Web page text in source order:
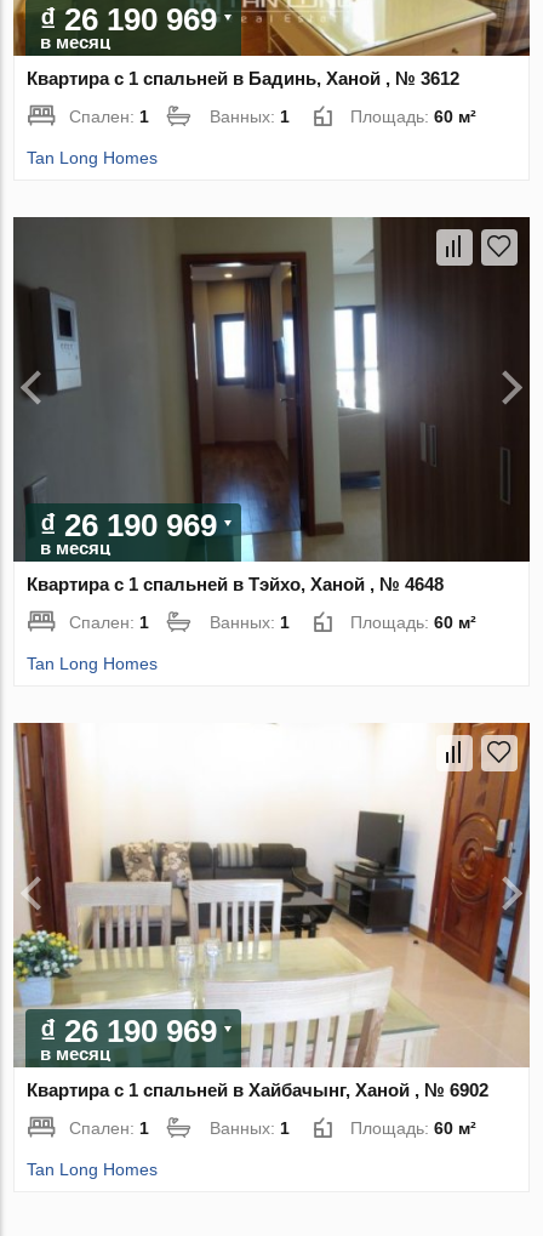
₫ 26 190 969
в месяц
Квартира с 1 спальней в Бадинь, Ханой , № 3612
Спален: 1 Ванных: 1 Площадь:60 м²
Tan Long Homes
₫ 26 190 969
в месяц
Квартира с 1 спальней в Тэйхо, Ханой , № 4648
Спален: 1 Ванных: 1 Площадь:60 м²
Tan Long Homes
₫ 26 190 969
в месяц
Квартира с 1 спальней в Хайбачынг, Ханой , № 6902
Спален: 1 Ванных: 1 Площадь:60 м²
Tan Long Homes